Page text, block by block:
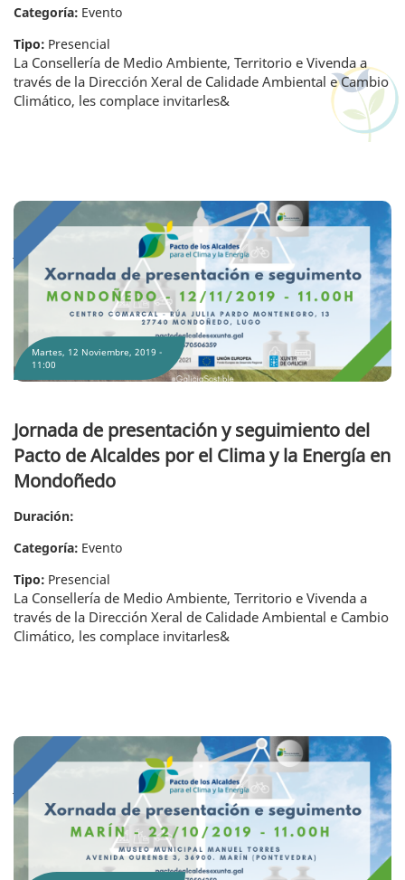
Categoría: Evento
Tipo: Presencial
La Consellería de Medio Ambiente, Territorio e Vivenda a
través de la Dirección Xeral de Calidade Ambiental e Cambio
Climático, les complace invitarles&
Jornada de presentación y seguimiento del Pacto de Alcaldes por el Clima y la
Energía en Mondoñedo
Jornada de presentación y seguimiento del
Pacto de Alcaldes por el Clima y la Energía en
Mondoñedo
Duración:
Categoría: Evento
Tipo: Presencial
La Consellería de Medio Ambiente, Territorio e Vivenda a
través de la Dirección Xeral de Calidade Ambiental e Cambio
Climático, les complace invitarles&
Martes, 12 Noviembre, 2019 -
11:00
Jornada de presentación y seguimiento de la Oficina Técnica do Pacto de
Alcaldes por el Clima y la Energía en Marín